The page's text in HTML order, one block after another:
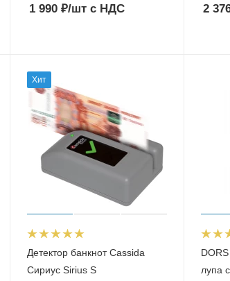
1 990₽/штс НДС 2
Хит
Детектор банкнот Cassida
Сириус Sirius S
лупа